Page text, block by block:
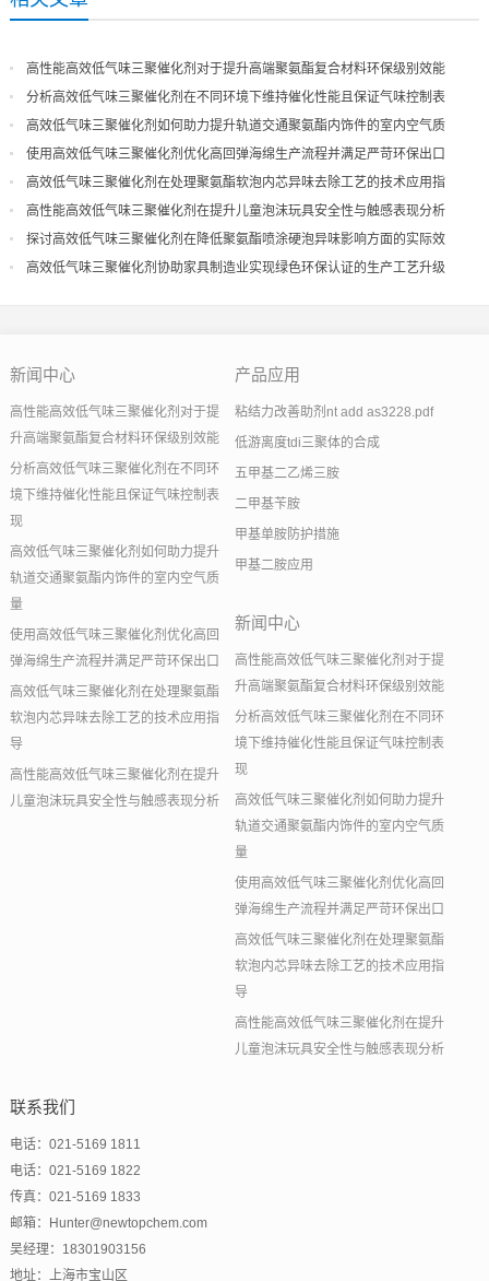
高性能高效低气味三聚催化剂对于提升高端聚氨酯复合材料环保级别效能
分析高效低气味三聚催化剂在不同环境下维持催化性能且保证气味控制表
现
高效低气味三聚催化剂如何助力提升轨道交通聚氨酯内饰件的室内空气质
量
使用高效低气味三聚催化剂优化高回弹海绵生产流程并满足严苛环保出口
高效低气味三聚催化剂在处理聚氨酯软泡内芯异味去除工艺的技术应用指
导
高性能高效低气味三聚催化剂在提升儿童泡沫玩具安全性与触感表现分析
探讨高效低气味三聚催化剂在降低聚氨酯喷涂硬泡异味影响方面的实际效
果
高效低气味三聚催化剂协助家具制造业实现绿色环保认证的生产工艺升级
新闻中心
高性能高效低气味三聚催化剂对于提
升高端聚氨酯复合材料环保级别效能
分析高效低气味三聚催化剂在不同环
境下维持催化性能且保证气味控制表
现
高效低气味三聚催化剂如何助力提升
轨道交通聚氨酯内饰件的室内空气质
量
使用高效低气味三聚催化剂优化高回
弹海绵生产流程并满足严苛环保出口
高效低气味三聚催化剂在处理聚氨酯
软泡内芯异味去除工艺的技术应用指
导
高性能高效低气味三聚催化剂在提升
儿童泡沫玩具安全性与触感表现分析
产品应用
粘结力改善助剂nt add as3228.pdf
低游离度tdi三聚体的合成
五甲基二乙烯三胺
二甲基苄胺
甲基单胺防护措施
甲基二胺应用
新闻中心
高性能高效低气味三聚催化剂对于提
升高端聚氨酯复合材料环保级别效能
分析高效低气味三聚催化剂在不同环
境下维持催化性能且保证气味控制表
现
高效低气味三聚催化剂如何助力提升
轨道交通聚氨酯内饰件的室内空气质
量
使用高效低气味三聚催化剂优化高回
弹海绵生产流程并满足严苛环保出口
高效低气味三聚催化剂在处理聚氨酯
软泡内芯异味去除工艺的技术应用指
导
高性能高效低气味三聚催化剂在提升
儿童泡沫玩具安全性与触感表现分析
联系我们
电话：021-5169 1811
电话：021-5169 1822
传真：021-5169 1833
邮箱：Hunter@newtopchem.com
吴经理：18301903156
地址：上海市宝山区